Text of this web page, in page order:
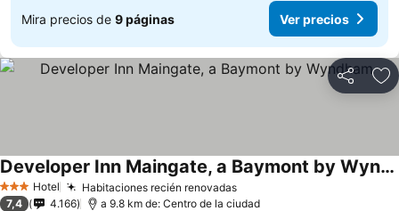
Mira precios de 9 páginas Ver precios
Compartir
3 Estrellas
Hotel Habitaciones recién renovadasVer precios
Developer Inn Maingate, a Baymont by Wyndham
Ver precios
7,4 4.166 a 9.8 km de: Centro de la ciudad